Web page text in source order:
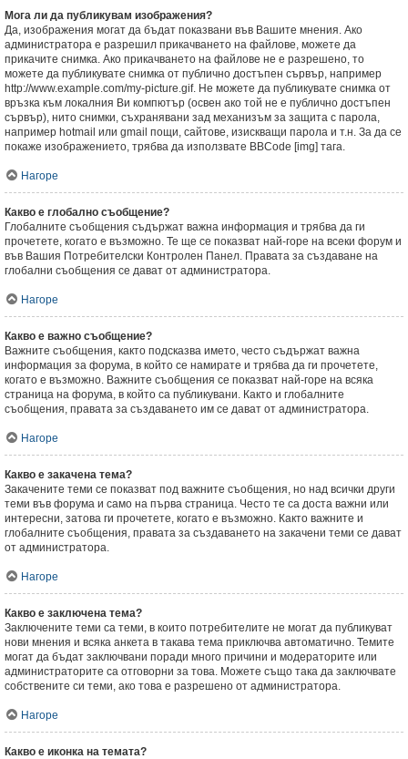
Мога ли да публикувам изображения?
Да, изображения могат да бъдат показвани във Вашите мнения. Ако
администратора е разрешил прикачването на файлове, можете да
прикачите снимка. Ако прикачването на файлове не е разрешено, то
можете да публикувате снимка от публично достъпен сървър, например
http://www.example.com/my-picture.gif. Не можете да публикувате снимка от
връзка към локалния Ви компютър (освен ако той не е публично достъпен
сървър), нито снимки, съхранявани зад механизъм за защита с парола,
например hotmail или gmail пощи, сайтове, изискващи парола и т.н. За да се
покаже изображението, трябва да използвате BBCode [img] тага.
Нагоре
Какво е глобално съобщение?
Глобалните съобщения съдържат важна информация и трябва да ги
прочетете, когато е възможно. Те ще се показват най-горе на всеки форум и
във Вашия Потребителски Контролен Панел. Правата за създаване на
глобални съобщения се дават от администратора.
Нагоре
Какво е важно съобщение?
Важните съобщения, както подсказва името, често съдържат важна
информация за форума, в който се намирате и трябва да ги прочетете,
когато е възможно. Важните съобщения се показват най-горе на всяка
страница на форума, в който са публикувани. Както и глобалните
съобщения, правата за създаването им се дават от администратора.
Нагоре
Какво е закачена тема?
Закачените теми се показват под важните съобщения, но над всички други
теми във форума и само на първа страница. Често те са доста важни или
интересни, затова ги прочетете, когато е възможно. Както важните и
глобалните съобщения, правата за създаването на закачени теми се дават
от администратора.
Нагоре
Какво е заключена тема?
Заключените теми са теми, в които потребителите не могат да публикуват
нови мнения и всяка анкета в такава тема приключва автоматично. Темите
могат да бъдат заключвани поради много причини и модераторите или
администраторите са отговорни за това. Можете също така да заключвате
собствените си теми, ако това е разрешено от администратора.
Нагоре
Какво е иконка на темата?